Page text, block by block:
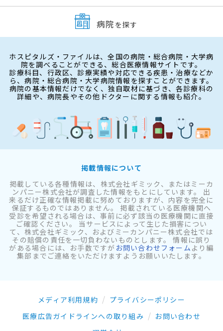
病院 を探す
ホスピタルズ・ファイルは、全国の病院・総合病院・大学病
院を調べることができる、総合医療情報サイトです。
診療科目、行政区、診療実績や対応できる疾患・治療などか
ら、病院・総合病院・大学病院情報を探すことができます。
病院の基本情報だけでなく、独自取材に基づき、各診療科の
詳細や、病院長やその他ドクターに関する情報も紹介。
掲載情報について
掲載している各種情報は、株式会社ギミック、またはミーカ
ンパニー株式会社が調査した情報をもとにしています。 出
来るだけ正確な情報掲載に努めておりますが、内容を完全に
保証するものではありません。 掲載されている医療機関へ
受診を希望される場合は、事前に必ず該当の医療機関に直接
ご確認ください。 当サービスによって生じた損害につい
て、株式会社ギミック、およびミーカンパニー株式会社では
その賠償の責任を一切負わないものとします。 情報に誤り
がある場合には、お手数ですが お問い合わせフォーム より編
集部までご連絡をいただけますようお願いいたします。
メディア利用規約
プライバシーポリシー
医療広告ガイドラインへの取り組み
お問い合わせ